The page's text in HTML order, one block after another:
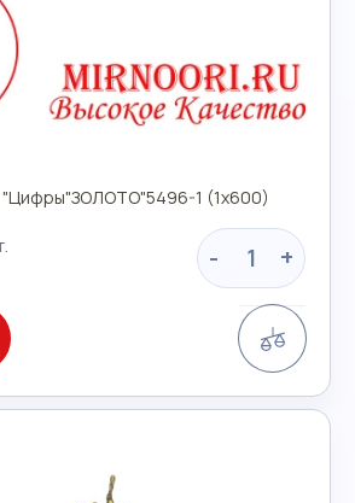
"Цифры"ЗОЛОТО"5496-1 (1х600)
- +